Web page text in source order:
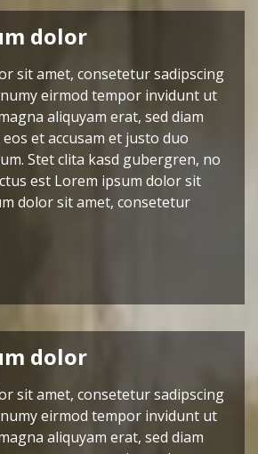
dolor
sit amet, consetetur sadipscing
eirmod tempor invidunt ut
aliquyam erat, sed diam
et accusam et justo duo
Stet clita kasd gubergren, no
est Lorem ipsum dolor sit
dolor sit amet, consetetur
dolor
sit amet, consetetur sadipscing
eirmod tempor invidunt ut
aliquyam erat, sed diam